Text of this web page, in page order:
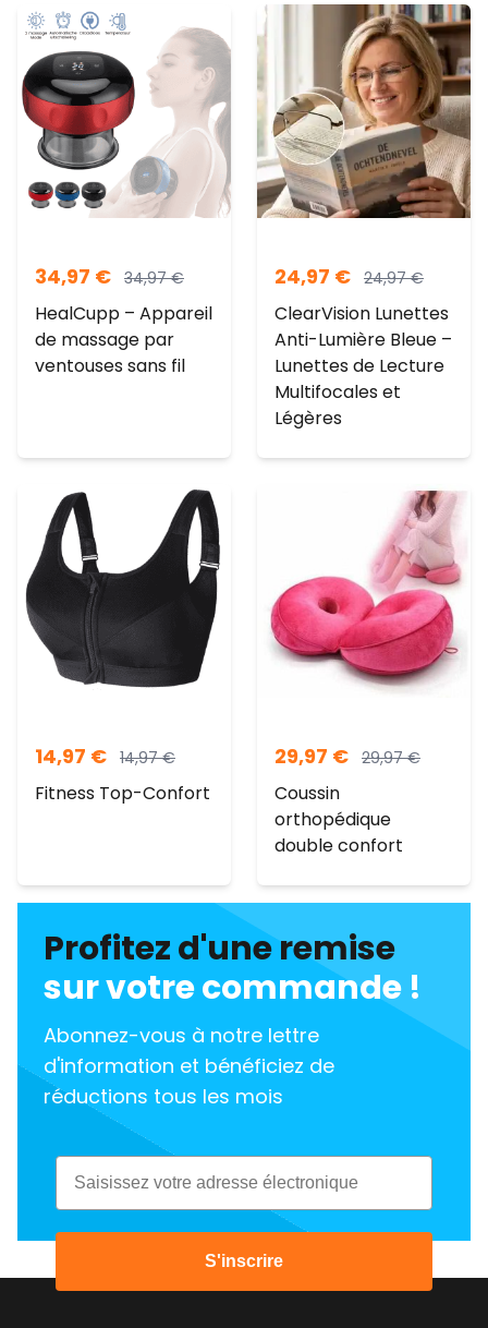
34,97 € 34,97€
HealCupp – Appareil
de massage par
ventouses sans fil
24,97 € 24,97€
ClearVision Lunettes
Anti-Lumière Bleue –
Lunettes de Lecture
Multifocales et
Légères
14,97 € 14,97€
Fitness Top-Confort
29,97 € 29,97€
Coussin
orthopédique
double confort
Profitez d'une remise
sur votre commande !
Abonnez-vous à notre lettre
d'information et bénéficiez de
réductions tous les mois
Email
S'inscrire